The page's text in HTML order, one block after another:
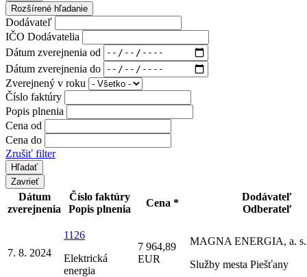
Rozšírené hľadanie
Dodávateľ
IČO Dodávatelia
Dátum zverejnenia od
Dátum zverejnenia do
Zverejnený v roku
Číslo faktúry
Popis plnenia
Cena od
Cena do
Zrušiť filter
Zavrieť
Dátum
zverejnenia
Číslo faktúry
Popis plnenia
Cena *
Dodávateľ
Odberateľ
7. 8. 2024
1126
Elektrická
energia
7 964,89
EUR
MAGNA ENERGIA, a. s.
Služby mesta Piešťany